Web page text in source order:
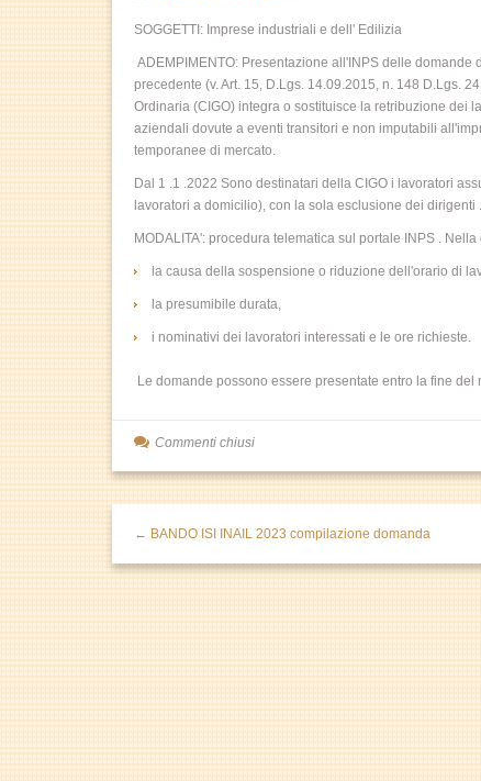
SOGGETTI: Imprese industriali e dell' Edilizia
ADEMPIMENTO: Presentazione all'INPS delle
precedente (v. Art. 15, D.Lgs. 14.09.2015, n. 148 D.Lgs.
Ordinaria (CIGO) integra o sostituisce la retribuzione dei
aziendali dovute a eventi transitori e non imputabili
temporanee di mercato.
Dal 1 .1 .2022 Sono destinatari della CIGO i lavoratori
lavoratori a domicilio), con la sola esclusione dei dirigenti .
MODALITA': procedura telematica sul portale INPS .
la causa della sospensione o riduzione dell'orario di
la presumibile durata,
i nominativi dei lavoratori interessati e le ore richieste.
Le domande possono essere presentate entro la fine
Commenti chiusi
← BANDO ISI INAIL 2023 compilazione domanda